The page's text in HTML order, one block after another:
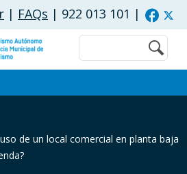
| FAQs | 922 013 101 |
Buscar
de un local comercial en planta baja